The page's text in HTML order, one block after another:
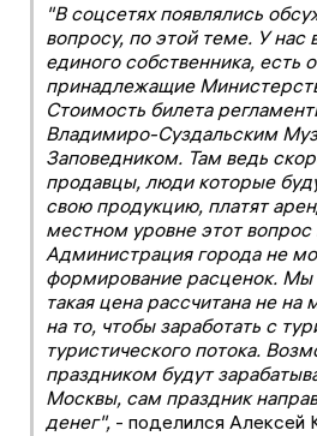
"В соцсетях появлялись
вопросу, по этой теме. У нас
единого собственника, есть
принадлежащие
Стоимость билета
Владимиро-Суздальским
Заповедником. Там ведь
продавцы, люди которые
свою продукцию, платят
местном уровне этот вопрос
Администрация города не
формирование расценок. Мы
такая цена рассчитана не
на то, чтобы заработать с
туристического потока.
праздником будут
Москвы, сам праздник
денег", - поделился Алексей